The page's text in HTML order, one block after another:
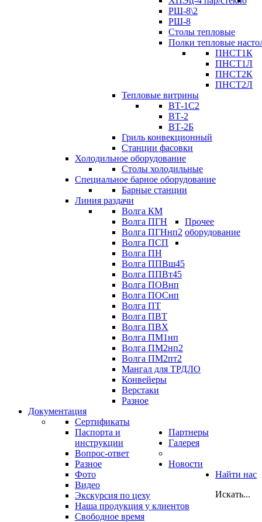
РШ-8\2
РШ-8
Столы тепловые
Полки тепловые
ПНСТ1К
ПНСТ1Л
ПНСТ2К
ПНСТ2Л
Тепловые витрины
ВТ-1С2
ВТ-2
ВТ-2Б
Гриль конвекционный
Станции фасовки
Холодильное оборудование
Столы холодильные
Специальное барное оборудование
Барные станции
Линия раздачи
Волга КМ
Волга ПГН
Волга ПГНнп2
Волга ПСП
Волга ПН
Волга ППВш45
Волга ППВт45
Волга ПОВнп
Волга ПОСнп
Волга ПТ
Волга ПВТ
Волга ПВХ
Волга ПМ1нп
Волга ПМ2нп2
Волга ПМ2пт2
Прочее
оборудование
Мангал для ТРДЛО
Конвейеры
Верстаки
Разное
Документация
Сертификаты
Паспорта и
инструкции
Вопрос-ответ
Разное
Партнеры
Галерея
Фото
Видео
Экскурсия по цеху
Наша продукция у клиентов
Свободное время
Новости
Найти нас
Искать...